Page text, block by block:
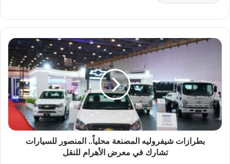
ب
ا
ت
ش
ي
بطرازات شيفروليه المصنعة محلياً.. المنصور للسيارات
تشارك في معرض الأهرام للنقل